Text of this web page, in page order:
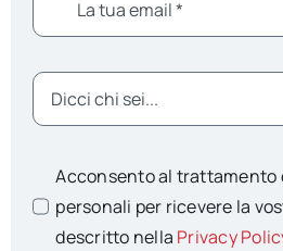
Acconsento al trattamento
personali per ricevere la
descritto nella Privacy